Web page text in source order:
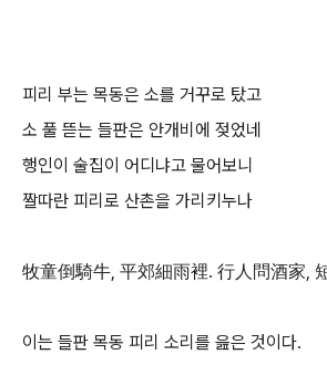
피리 부는 목동은 소를 거꾸로 탔고
소 풀 뜯는 들판은 안개비에 젖었네
행인이 술집이 어디냐고 물어보니
짤따란 피리로 산촌을 가리키누나
牧童倒騎牛, 平郊細雨裡. 行人問酒家,
이는 들판 목동 피리 소리를 읊은 것이다.